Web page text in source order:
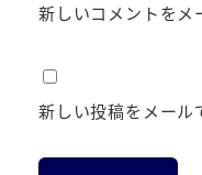
新しいコメントをメ
新しい投稿をメール